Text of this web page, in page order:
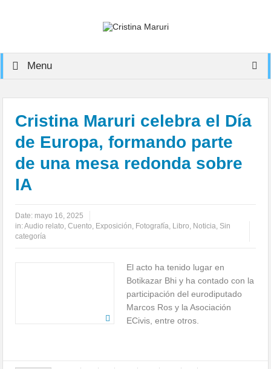
Menu
Cristina Maruri celebra el Día
de Europa, formando parte
de una mesa redonda sobre
IA
Date: mayo 16, 2025
in:Audio relato,Cuento, Exposición, Fotografía, Libro, Noticia, Sin
categoría
El acto ha tenido lugar en
Botikazar Bhi y ha contado con la
participación del eurodiputado
Marcos Ros y la Asociación
ECivis, entre otros.